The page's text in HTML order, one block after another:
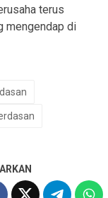
terus
mengendap di